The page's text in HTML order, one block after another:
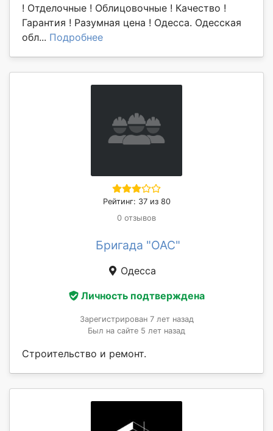
! Отделочные ! Облицовочные ! Качество !
Гарантия ! Разумная цена ! Одесса. Одесская
обл... Подробнее
Рейтинг: 37 из 80
0 отзывов
Бригада "ОАС"
Одесса
Личность подтверждена
Зарегистрирован 7 лет назад
Был на сайте 5 лет назад
Строительство и ремонт.